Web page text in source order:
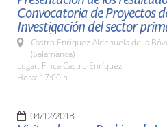
Convocatoria de Proyectos
Investigación del sector
Castro Enriquez Aldehuela de la
(Salamanca)
Lugar: Finca Castro Enríquez
Hora: 17:00 h.
04/12/2018